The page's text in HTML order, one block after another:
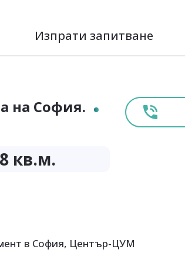
Изпрати запитване
на София.
кв.м.
в София, Център-ЦУМ